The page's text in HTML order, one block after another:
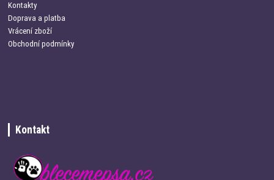
Kontakty
Doprava a platba
Vrácení zboží
Obchodní podmínky
Kontakt